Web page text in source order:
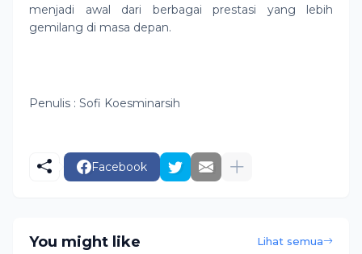
menjadi awal dari berbagai prestasi yang lebih
gemilang di masa depan.
Penulis : Sofi Koesminarsih
Facebook
You might like Lihat semua